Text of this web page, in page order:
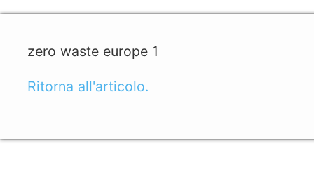
zero waste europe 1
Ritorna all'articolo.